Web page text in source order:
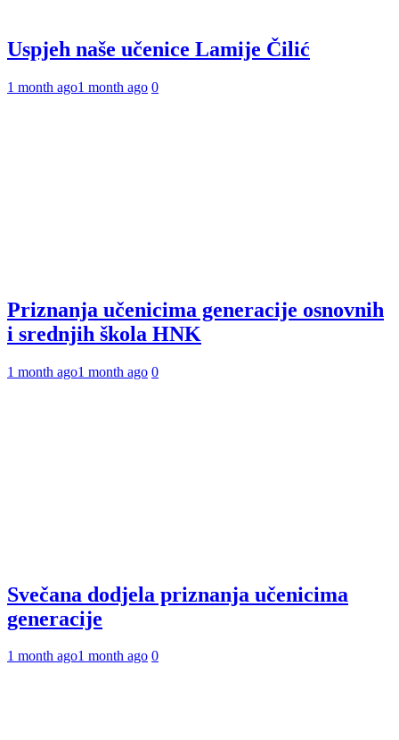
Uspjeh naše učenice Lamije Čilić
1 month ago1 month ago 0
Priznanja učenicima generacije osnovnih
i srednjih škola HNK
1 month ago1 month ago 0
Svečana dodjela priznanja učenicima
generacije
1 month ago1 month ago 0